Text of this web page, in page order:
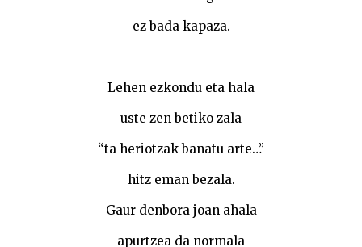
ez bada kapaza.
Lehen ezkondu eta hala
uste zen betiko zala
“ta heriotzak banatu arte…”
hitz eman bezala.
Gaur denbora joan ahala
apurtzea da normala